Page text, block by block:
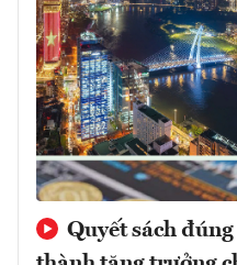
Quyết sách